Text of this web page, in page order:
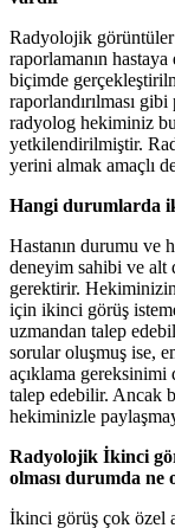
Radyolojik
raporlamanın
biçimde
raporlandırılması
radyolog hekiminiz
yetkilendirilmiştir.
yerini almak amaçlı
Hangi durumlarda
Hastanın durumu ve
deneyim sahibi ve alt
gerektirir. Hekiminizin
için ikinci görüş
uzmandan talep
sorular oluşmuş ise,
açıklama
talep edebilir. Ancak
hekiminizle
Radyolojik İkinci
olması durumda ne
İkinci görüş çok özel